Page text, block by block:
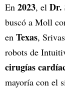
En 2023, el Dr.
buscó a Moll
en Texas,
robots de
cirugías
mayoría con el